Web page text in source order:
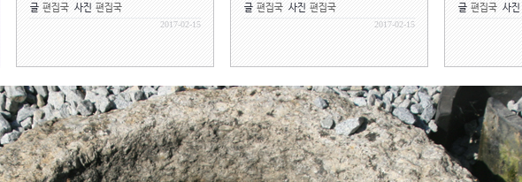
글 편집국 사진 편집국
2017-02-15
글 편집국 사진 편집국
2017-02-15
글 편집국 사진